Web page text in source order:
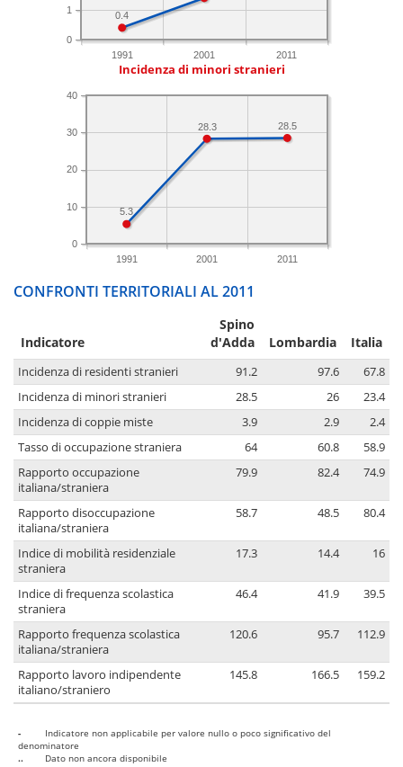
1991 2001 2011
0
1
0.4
Incidenza di minori stranieri
1991 2001 2011
0
10
20
30
40
28.5
28.3
5.3
CONFRONTI TERRITORIALI AL 2011
Indicatore
Spino
d'Adda
Lombardia Italia
Incidenza di residenti stranieri 91.2 97.6
67.8
Incidenza di minori stranieri
28.5 26
23.4
Incidenza di coppie miste
3.9 2.9
2.4
Tasso di occupazione straniera
64 60.8
58.9
Rapporto occupazione
italiana/straniera
79.9 82.4 74.9
Rapporto disoccupazione
italiana/straniera
58.7 48.5 80.4
Indice di mobilità residenziale
straniera
17.3 14.4 16
Indice di frequenza scolastica
straniera
46.4 41.9 39.5
Rapporto frequenza scolastica
italiana/straniera
120.6 95.7 112.9
Rapporto lavoro indipendente
italiano/straniero
145.8 166.5 159.2
-
Indicatore non applicabile per valore nullo o poco significativo del
denominatore
..
Dato non ancora disponibile